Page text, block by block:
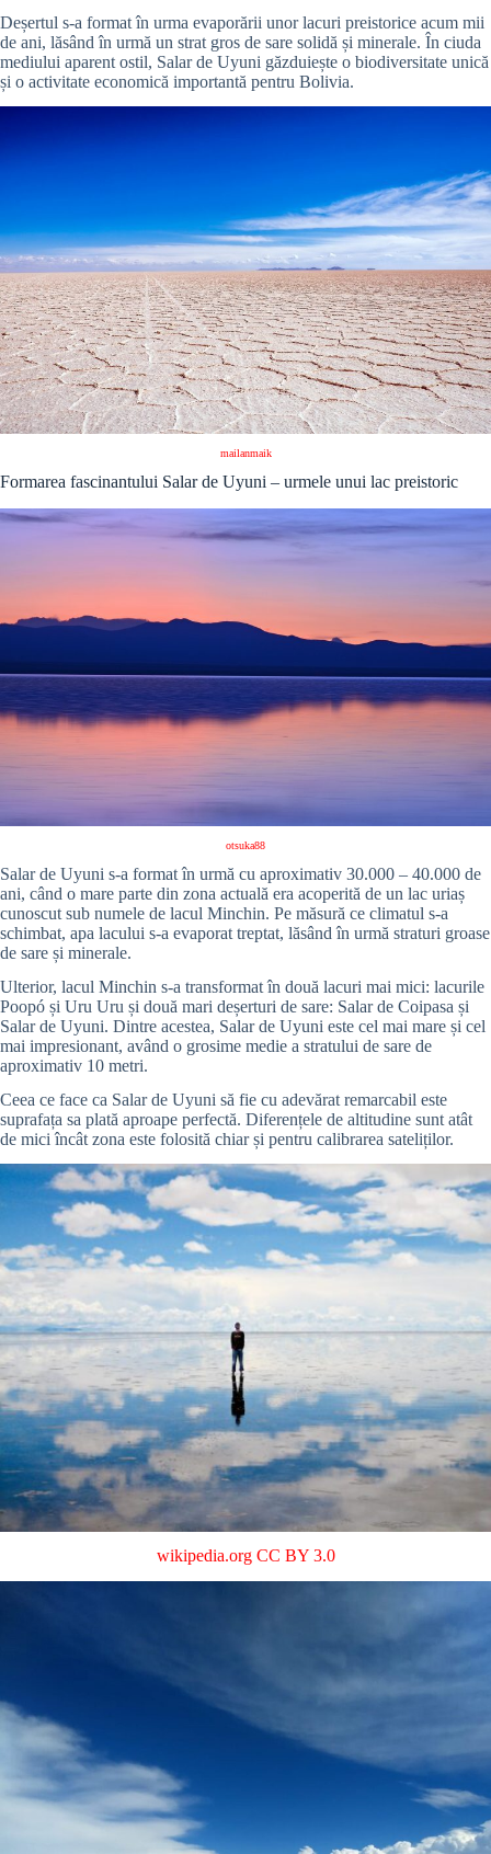
Deșertul s-a format în urma evaporării unor lacuri preistorice acum mii
de ani, lăsând în urmă un strat gros de sare solidă și minerale. În ciuda
mediului aparent ostil, Salar de Uyuni găzduiește o biodiversitate unică
și o activitate economică importantă pentru Bolivia.
mailanmaik
Formarea fascinantului Salar de Uyuni – urmele unui lac preistoric
otsuka88
Salar de Uyuni s-a format în urmă cu aproximativ 30.000 – 40.000 de
ani, când o mare parte din zona actuală era acoperită de un lac uriaș
cunoscut sub numele de lacul Minchin. Pe măsură ce climatul s-a
schimbat, apa lacului s-a evaporat treptat, lăsând în urmă straturi groase
de sare și minerale.
Ulterior, lacul Minchin s-a transformat în două lacuri mai mici: lacurile
Poopó și Uru Uru și două mari deșerturi de sare: Salar de Coipasa și
Salar de Uyuni. Dintre acestea, Salar de Uyuni este cel mai mare și cel
mai impresionant, având o grosime medie a stratului de sare de
aproximativ 10 metri.
Ceea ce face ca Salar de Uyuni să fie cu adevărat remarcabil este
suprafața sa plată aproape perfectă. Diferențele de altitudine sunt atât
de mici încât zona este folosită chiar și pentru calibrarea sateliților.
wikipedia.org CC BY 3.0